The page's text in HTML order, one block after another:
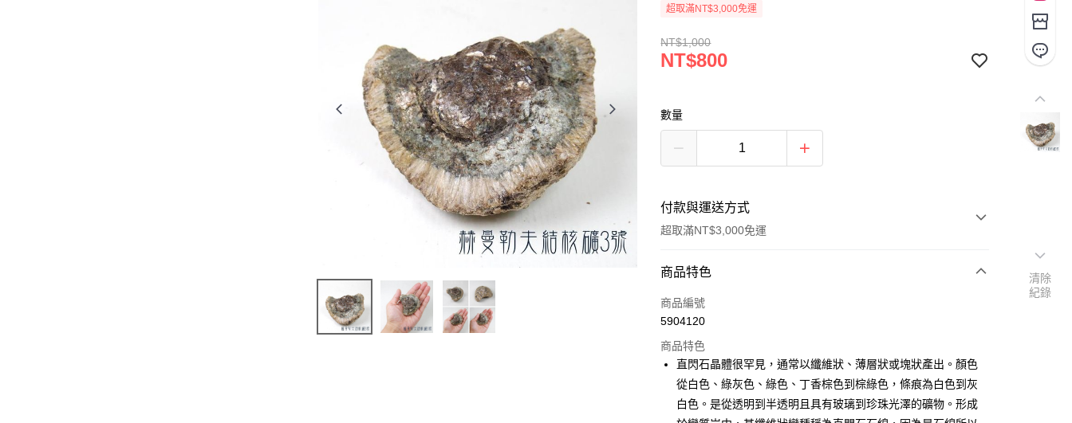
超取滿NT$3,000免運
NT$1,000
NT$800
數量
付款與運送方式
超取滿NT$3,000免運
付款方式
信用卡一次付款
LINE Pay
Apple Pay
街口支付
商品特色
商品編號
5904120
商品特色
直閃石晶體很罕見，通常以纖維狀、薄層狀或塊狀產出。顏色
從白色、綠灰色、綠色、丁香棕色到棕綠色，條痕為白色到灰
白色。是從透明到半透明且具有玻璃到珍珠光澤的礦物。形成
清除
紀錄